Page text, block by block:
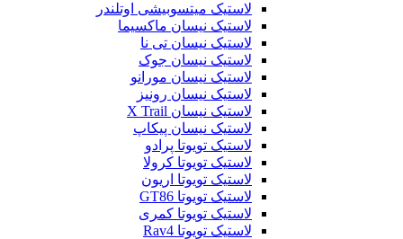
لاستیک میتسوبیشی اوتلندر
لاستیک نیسان ماکسیما
لاستیک نیسان تی نا
لاستیک نیسان جوک
لاستیک نیسان مورانو
لاستیک نیسان رونیز
لاستیک نیسان X Trail
لاستیک نیسان پیکاپ
لاستیک تویوتا پرادو
لاستیک تویوتا کرولا
لاستیک تویوتا اریون
لاستیک تویوتا GT86
لاستیک تویوتا کمری
لاستیک تویوتا Rav4